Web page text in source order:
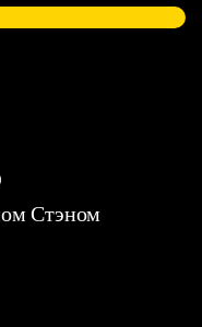
Стэном